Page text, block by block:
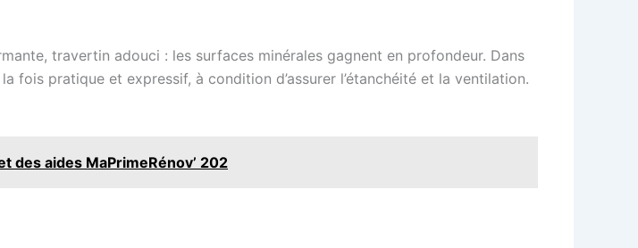
travertin adouci : les surfaces minérales gagnent en profondeur. Dans
fois pratique et expressif, à condition d’assurer l’étanchéité et la ventilation.
des aides MaPrimeRénov’ 202